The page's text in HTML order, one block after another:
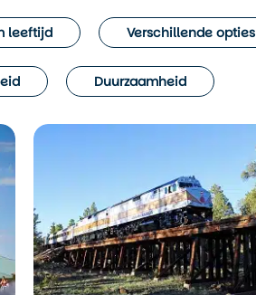
leeftijd Verschillende opties
Duurzaamheid